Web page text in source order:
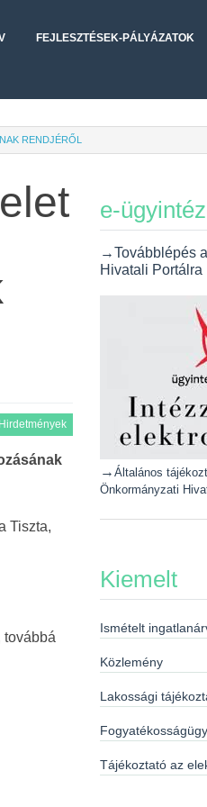
FEJLESZTÉSEK-PÁLYÁZATOK
RENDJÉRŐL
Hirdetmények
Tiszta,
továbbá
e-
→Továbblépés
Hivatali Portálra
→ Általános
Önkormányzati
Kiemelt
Ismételt
Közlemény
Lakossági
Tájékoztató az